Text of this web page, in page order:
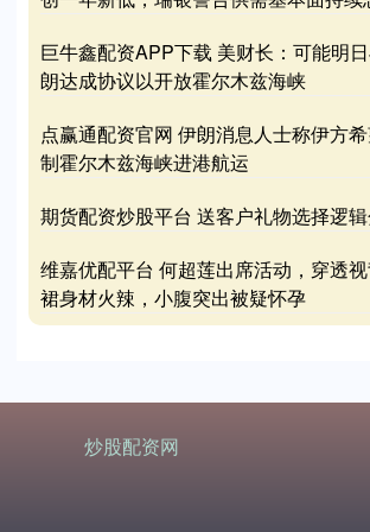
巨牛鑫配资APP下载 美财长：可能明
朗达成协议以开放霍尔木兹海峡
点赢通配资官网 伊朗消息人士称伊方
制霍尔木兹海峡进港航运
期货配资炒股平台 送客户礼物选择逻
维嘉优配平台 何超莲出席活动，穿透
裙身材火辣，小腹突出被疑怀孕
炒股配资网